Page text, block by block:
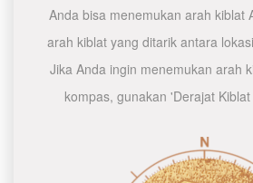
Anda bisa menemukan arah kiblat
arah kiblat yang ditarik antara
Jika Anda ingin menemukan arah
kompas, gunakan 'Derajat